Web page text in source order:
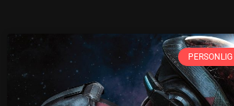
PERSONLIG